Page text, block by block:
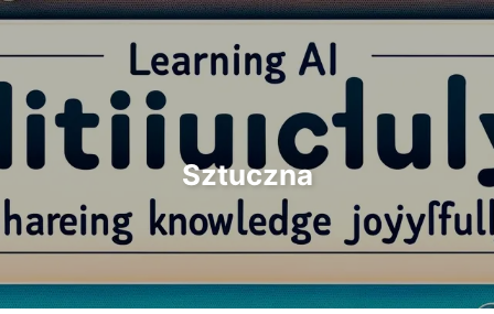
Szukaj Strona główna Archiwa Tagi
Kategorie Linki O nas 🇵🇱 Polski
Sztuczna